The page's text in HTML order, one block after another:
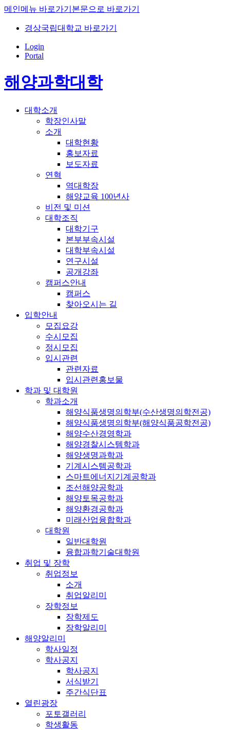
메인메뉴 바로가기 본문으로 바로가기
경상국립대학교 바로가기
Login
Portal
해양과학대학
대학소개
학장인사말
소개
대학현황
홍보자료
보도자료
연혁
역대학장
해양교육 100년사
비전 및 미션
대학조직
대학기구
본부부속시설
대학부속시설
연구시설
공개강좌
캠퍼스안내
캠퍼스
찾아오시는 길
입학안내
모집요강
수시모집
정시모집
입시관련
관련자료
입시관련홍보물
학과 및 대학원
학과소개
해양식품생명의학부(수산생명의학전공)
해양식품생명의학부(해양식품공학전공)
해양수산경영학과
해양경찰시스템학과
해양생명과학과
기계시스템공학과
스마트에너지기계공학과
조선해양공학과
해양토목공학과
해양환경공학과
미래산업융합학과
대학원
일반대학원
융합과학기술대학원
취업 및 장학
취업정보
소개
취업알리미
장학정보
장학제도
장학알리미
해양알리미
학사일정
학사공지
학사공지
서식받기
주간식단표
열린광장
포토갤러리
학생활동